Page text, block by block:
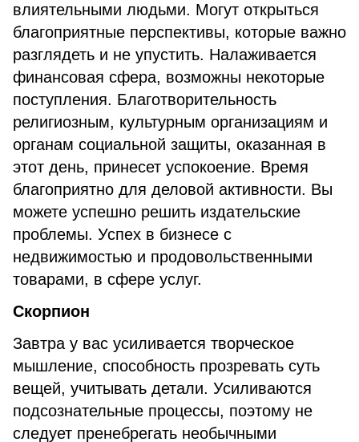
влиятельными людьми. Могут открыться
благоприятные перспективы, которые важно
разглядеть и не упустить. Налаживается
финансовая сфера, возможны некоторые
поступления. Благотворительность
религиозным, культурным организациям и
органам социальной защиты, оказанная в
этот день, принесет успокоение. Время
благоприятно для деловой активности. Вы
можете успешно решить издательские
проблемы. Успех в бизнесе с
недвижимостью и продовольственными
товарами, в сфере услуг.
Скорпион
Завтра у вас усиливается творческое
мышление, способность прозревать суть
вещей, учитывать детали. Усиливаются
подсознательные процессы, поэтому не
следует пренебрегать необычными